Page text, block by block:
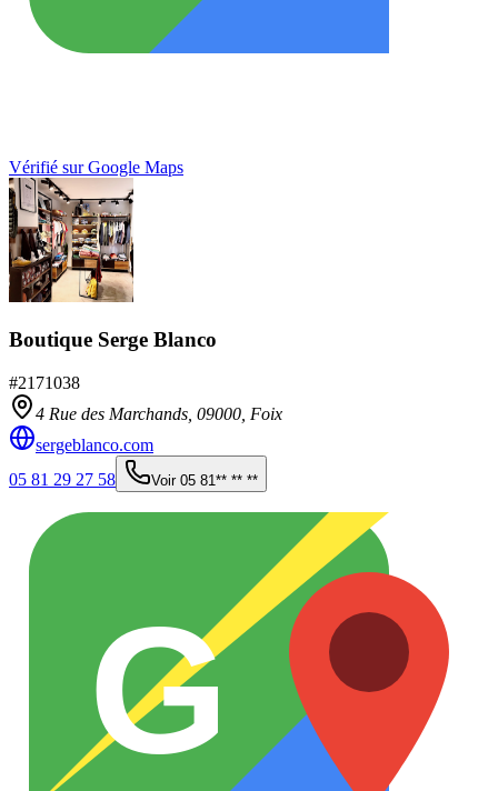
Vérifié sur Google Maps
Boutique Serge Blanco
#2171038
4 Rue des Marchands, 09000 Foix
sergeblanco.com
05 81 29 27 58
Voir 05 81** ** **
G